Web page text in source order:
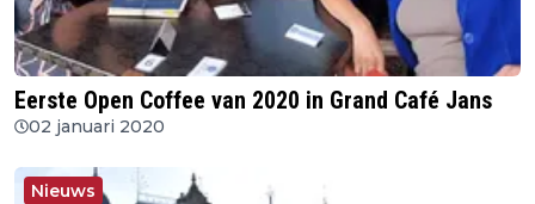
Eerste Open Coffee van 2020 in Grand Café Jans
02 januari 2020
Nieuws